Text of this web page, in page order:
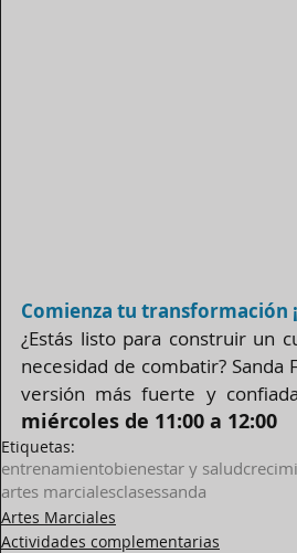
Comienza tu transformación
¿Estás listo para construir un
necesidad de combatir? Sanda
versión más fuerte y
miércoles de 11:00 a 12:00
Etiquetas:
entrenamientobienestar y salud
artes marcialesclasessanda
Artes Marciales
Actividades complementarias